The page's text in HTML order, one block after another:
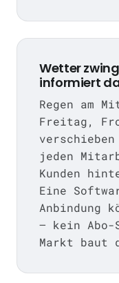
Wetter
informiert
Regen am
Freitag,
jeden
Kunden
Eine
Anbindung
— kein Abo-
Markt baut